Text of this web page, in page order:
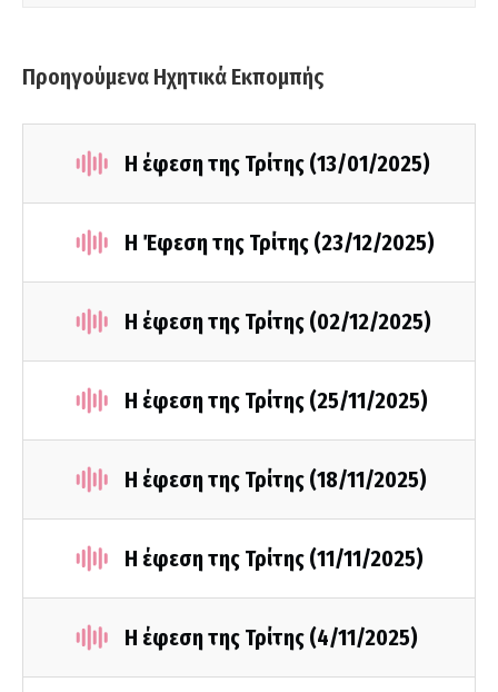
Προηγούμενα Ηχητικά Εκπομπής
Η έφεση της Τρίτης (13/01/2025)
Η Έφεση της Τρίτης (23/12/2025)
Η έφεση της Τρίτης (02/12/2025)
Η έφεση της Τρίτης (25/11/2025)
Η έφεση της Τρίτης (18/11/2025)
Η έφεση της Τρίτης (11/11/2025)
Η έφεση της Τρίτης (4/11/2025)